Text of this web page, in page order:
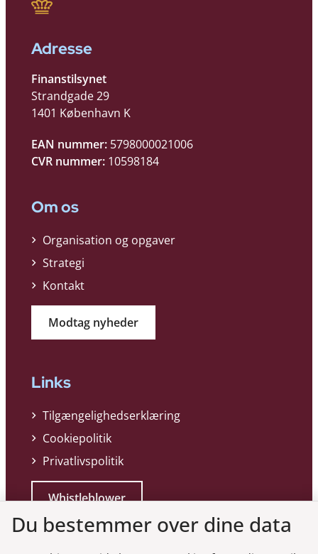
Adresse
Finanstilsynet
Strandgade 29
1401 København K
EAN nummer: 5798000021006
CVR nummer: 10598184
Om os
Organisation og opgaver
Strategi
Kontakt
Modtag nyheder
Links
Tilgængelighedserklæring
Cookiepolitik
Privatlivspolitik
Whistleblower
Du bestemmer over dine data